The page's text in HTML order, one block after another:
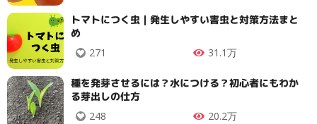
大テーマ
小テーマ
絞り込み
トマトにつく虫｜発生しやすい害虫と対策方法まと
め
271 31.1万
種を発芽させるには？水につける？初心者にもわか
る芽出しの仕方
248 20.2万